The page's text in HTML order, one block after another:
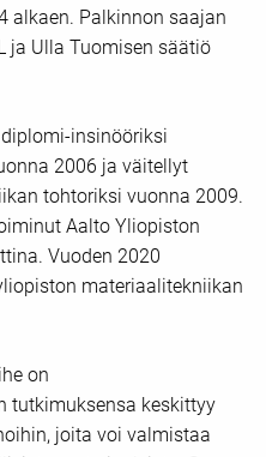
alkaen. Palkinnon saajan
ja Ulla Tuomisen säätiö
insinööriksi
2006 ja väitellyt
tohtoriksi vuonna 2009.
Aalto Yliopiston
Vuoden 2020
materiaalitekniikan
on
tutkimuksensa keskittyy
joita voi valmistaa